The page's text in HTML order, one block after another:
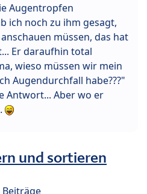
Augentropfen
ich noch zu ihm gesagt,
müssen, das hat
Er daraufhin total
wieso müssen wir mein
Augendurchfall habe???"
Antwort... Aber wo er
und sortieren
Beiträge